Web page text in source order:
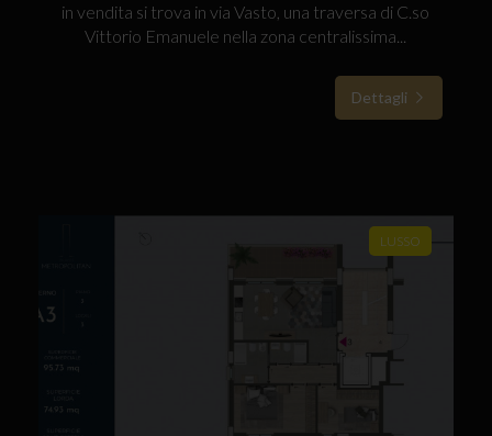
in vendita si trova in via Vasto, una traversa di C.so
Vittorio Emanuele nella zona centralissima...
Dettagli
LUSSO